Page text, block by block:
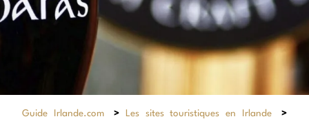
Guide Irlande.com > Les sites touristiques en Irlande
>